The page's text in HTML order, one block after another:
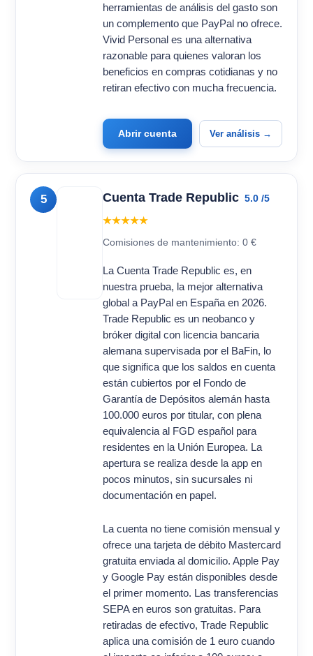
herramientas de análisis del gasto son
un complemento que PayPal no ofrece.
Vivid Personal es una alternativa
razonable para quienes valoran los
beneficios en compras cotidianas y no
retiran efectivo con mucha frecuencia.
Abrir cuenta Ver análisis →
5 Cuenta Trade Republic 5.0 /5
★★★★★
Comisiones de mantenimiento: 0 €
La Cuenta Trade Republic es, en
nuestra prueba, la mejor alternativa
global a PayPal en España en 2026.
Trade Republic es un neobanco y
bróker digital con licencia bancaria
alemana supervisada por el BaFin, lo
que significa que los saldos en cuenta
están cubiertos por el Fondo de
Garantía de Depósitos alemán hasta
100.000 euros por titular, con plena
equivalencia al FGD español para
residentes en la Unión Europea. La
apertura se realiza desde la app en
pocos minutos, sin sucursales ni
documentación en papel.
La cuenta no tiene comisión mensual y
ofrece una tarjeta de débito Mastercard
gratuita enviada al domicilio. Apple Pay
y Google Pay están disponibles desde
el primer momento. Las transferencias
SEPA en euros son gratuitas. Para
retiradas de efectivo, Trade Republic
aplica una comisión de 1 euro cuando